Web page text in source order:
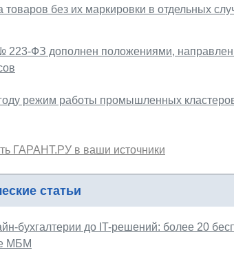
товаров без их маркировки в отдельных
223-ФЗ дополнен положениями,
режим работы промышленных
ГАРАНТ.РУ в ваши источники
статьи
бухгалтерии до IT-решений: более 20
МБМ